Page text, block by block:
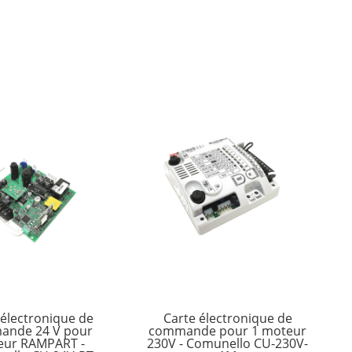
de
24 V pour
RAMPART -
Carte électronique de
commande pour 1 moteur
230V - Comunello CU-230V-